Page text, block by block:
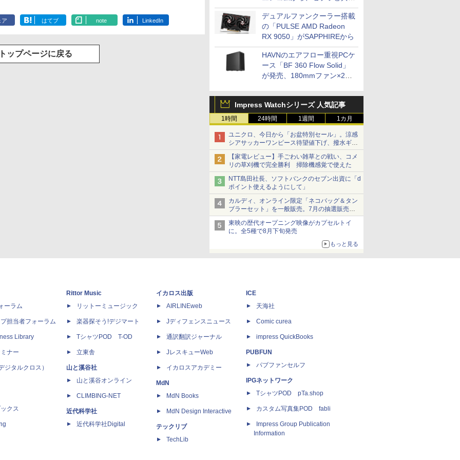
開発
デュアルファンクーラー搭載
の「PULSE AMD Radeon
RX 9050」がSAPPHIREから
HAVNのエアフロー重視PCケ
ース「BF 360 Flow Solid」
が発売、180mmファン×2搭
Impress Watchシリーズ 人気記事
1時間 24時間 1週間 1カ月
ユニクロ、今日から「お盆特別セール」。涼感
シアサッカーワンピース待望値下げ、撥水ギア
ショーツは1990円に
【家電レビュー】手ごわい雑草との戦い、コメ
リの草刈機で完全勝利 掃除機感覚で使えた
NTT島田社長、ソフトバンクのセブン出資に「d
ポイント使えるようにして」
カルディ、オンライン限定「ネコバッグ＆タン
ブラーセット」を一般販売。7月の抽選販売の
当選無効分
東映の歴代オープニング映像がカプセルトイ
に。全5種で8月下旬発売
もっと見る
ア はてブ note LinkedIn
トップページに戻る
ーラム
担当者フォーラム
Library
ナー
ジタルクロス）
クス
Rittor Music
リットーミュージック
楽器探そう!デジマート
TシャツPOD T-OD
立東舎
山と溪谷社
山と溪谷オンライン
CLIMBING-NET
近代科学社
近代科学社Digital
イカロス出版
AIRLINEweb
Jディフェンスニュース
通訳翻訳ジャーナル
JレスキューWeb
イカロスアカデミー
MdN
MdN Books
MdN Design Interactive
テックリブ
TechLib
ICE
天海社
Comic curea
impress QuickBooks
PUBFUN
パブファンセルフ
IPGネットワーク
TシャツPOD pTa.shop
カスタム写真集POD fabli
Impress Group Publication
Information